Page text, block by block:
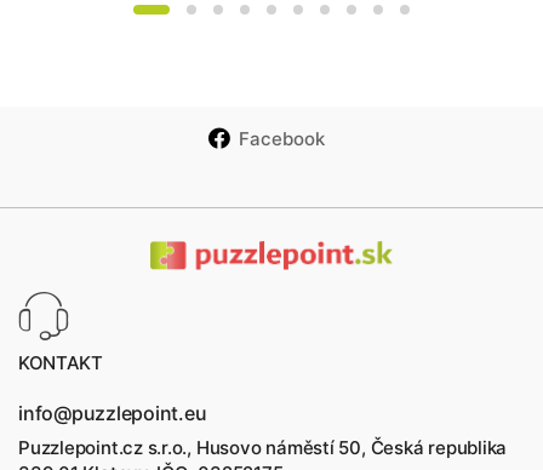
Facebook
KONTAKT
info@puzzlepoint.eu
Puzzlepoint.cz s.r.o., Husovo náměstí 50, Česká republika